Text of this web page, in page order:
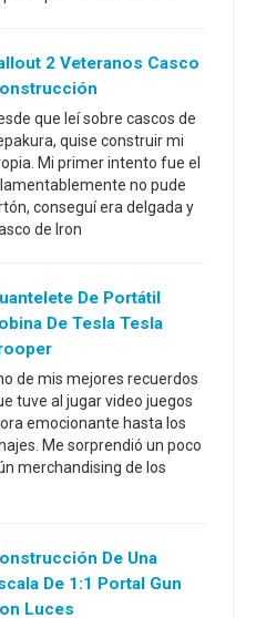
2 Veteranos Casco
que leí sobre cascos de
quise construir mi
Mi primer intento fue el
no pude
conseguí era delgada y
de Iron
De Portátil
De Tesla Tesla
de mis mejores recuerdos
tuve al jugar video juegos
emocionante hasta los
Me sorprendió un poco
merchandising de los
De Una
De 1:1 Portal Gun
Luces